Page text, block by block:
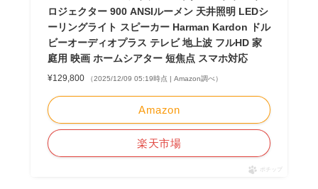
ロジェクター 900 ANSIルーメン 天井照明 LEDシ
ーリングライト スピーカー Harman Kardon ドル
ビーオーディオプラス テレビ 地上波 フルHD 家
庭用 映画 ホームシアター 短焦点 スマホ対応
¥129,800 （2025/12/09 05:19時点 | Amazon調べ）
Amazon
楽天市場
ポチップ